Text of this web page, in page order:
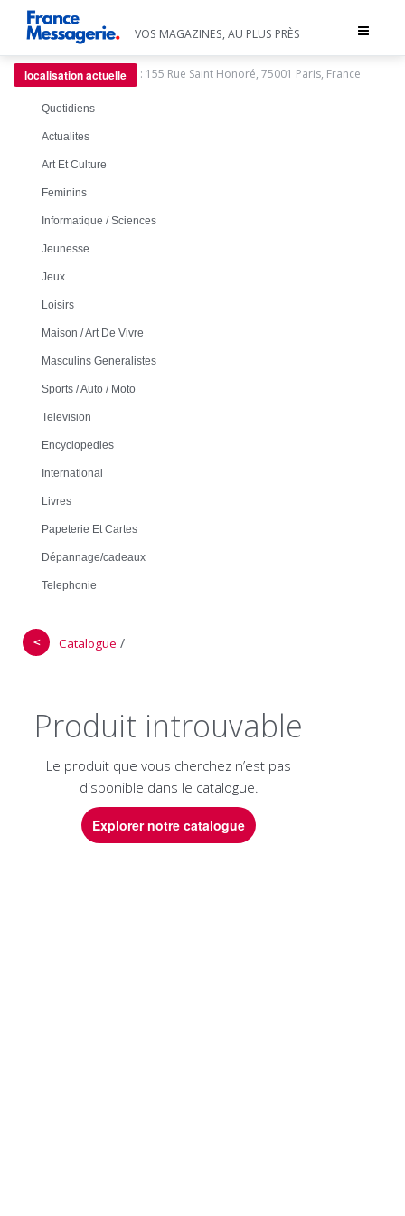
Toggle
VOS MAGAZINES, AU PLUS PRÈS
localisation actuelle : 155 Rue Saint Honoré, 75001 Paris, France
Quotidiens
Actualites
Art Et Culture
Feminins
Informatique / Sciences
Jeunesse
Jeux
Loisirs
Maison / Art De Vivre
Masculins Generalistes
Sports / Auto / Moto
Television
Encyclopedies
International
Livres
Papeterie Et Cartes
Dépannage/cadeaux
Telephonie
＜ Catalogue /
Produit introuvable
Le produit que vous cherchez n’est pas
disponible dans le catalogue.
Explorer notre catalogue